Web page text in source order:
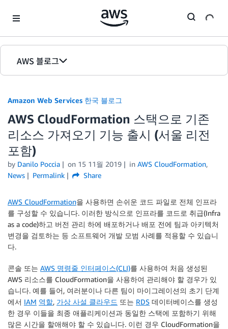
AWS 블로그
홈
에디션
Amazon Web Services 한국 블로그
AWS CloudFormation 스택으로 기존
리소스 가져오기 기능 출시 (서울 리전
포함)
by Danilo Poccia on 15 11월 2019 in AWS CloudFormation,
News
Permalink Share
AWS CloudFormation을 사용하면 손쉬운 코드 파일로 전체 인프라
를 구성할 수 있습니다. 이러한 방식으로 인프라를 코드로 취급(Infra
as a code)하고 버전 관리 하에 배포하거나 배포 전에 팀과 아키텍처
변경을 검토하는 등 소프트웨어 개발 모범 사례를 적용할 수 있습니
다.
콘솔 또는 AWS 명령줄 인터페이스(CLI)를 사용하여 처음 생성된
AWS 리소스를 CloudFormation을 사용하여 관리해야 할 경우가 있
습니다. 예를 들어, 여러분이나 다른 팀이 마이그레이션의 초기 단계
에서 IAM 역할, 가상 사설 클라우드 또는 RDS 데이터베이스를 생성
한 경우 이들을 최종 애플리케이션과 동일한 스택에 포함하기 위해
많은 시간을 할애해야 할 수 있습니다. 이런 경우 CloudFormation을